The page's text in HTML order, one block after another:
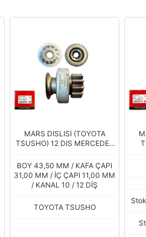
MARS DISLISI (TOYOTA
TSUSHO) 12 DIS MERCEDES
SPRINTER - VIANO - VITO 2.2
CDI MOTOR (UMM
BOY 43,50 MM / KAFA ÇAPI
31,00 MM / İÇ ÇAPI 11,00 MM
/ KANAL 10 / 12 DİŞ
TOYOTA TSUSHO